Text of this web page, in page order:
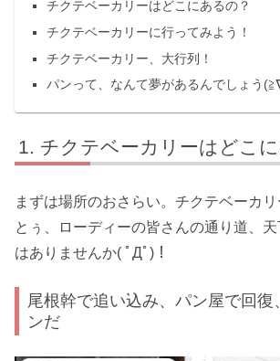
チクテベーカリーはどこにあるの？
チクテベーカリーに行ってみよう！
チクテベーカリー、大行列！
パンって、なんて夢があるんでしょう
チクテベーカリーはどこ
まずは場所のおさらい。チクテベーカ
とぅ、ローディーの皆さんの通り道、
はありませんか( ﾟДﾟ)！
尾根幹で追い込み、パン屋で回復
ンだ